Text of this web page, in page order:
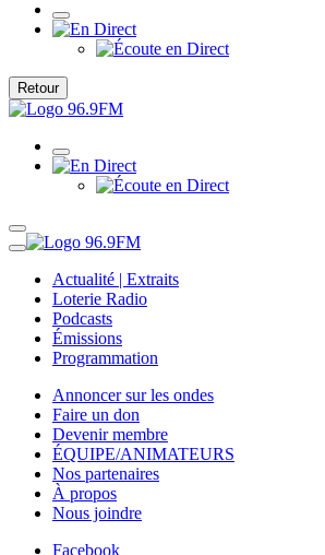
Retour
Actualité | Extraits
Loterie Radio
Podcasts
Émissions
Programmation
Annoncer sur les ondes
Faire un don
Devenir membre
ÉQUIPE/ANIMATEURS
Nos partenaires
À propos
Nous joindre
Facebook